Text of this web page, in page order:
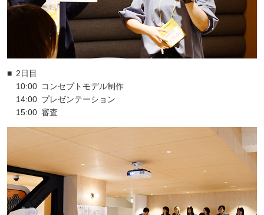
■ 2日目
10:00 コンセプトモデル制作
14:00 プレゼンテーション
15:00 審査